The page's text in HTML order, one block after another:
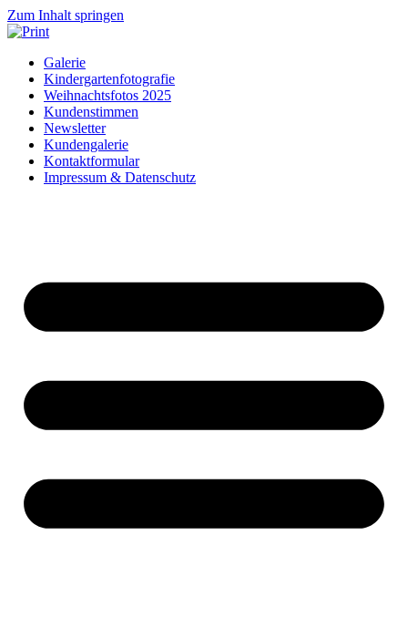
Zum Inhalt springen
Galerie
Kindergartenfotografie
Weihnachtsfotos 2025
Kundenstimmen
Newsletter
Kundengalerie
Kontaktformular
Impressum & Datenschutz